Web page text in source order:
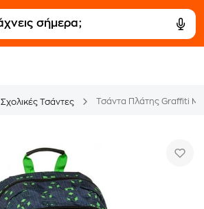
Σχολικές Τσάντες Τσάντα Πλάτης Graffiti